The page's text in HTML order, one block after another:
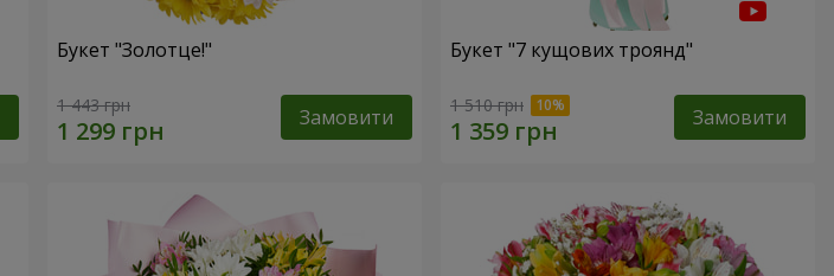
Букет "Золотце!"
1 443 грн Замовити
Букет "7 кущових троянд"
1 510 грн Замовити